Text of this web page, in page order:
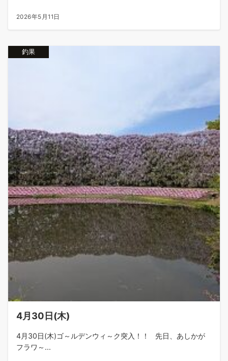
2026年5月11日
釣果
4月30日(木)
4月30日(木)ゴ～ルデンウィ～ク突入！！ 先日、あしかが
フラワ～...